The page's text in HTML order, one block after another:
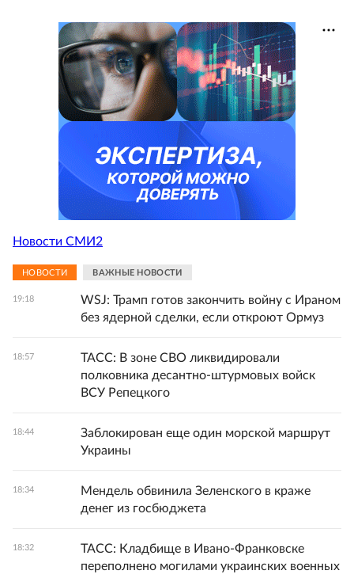
Новости СМИ2
НОВОСТИ ВАЖНЫЕ НОВОСТИ
19:18
WSJ: Трамп готов закончить войну с Ираном
без ядерной сделки, если откроют Ормуз
18:57
ТАСС: В зоне СВО ликвидировали
полковника десантно-штурмовых войск
ВСУ Репецкого
18:44
Заблокирован еще один морской маршрут
Украины
18:34
Мендель обвинила Зеленского в краже
денег из госбюджета
18:32
ТАСС: Кладбище в Ивано-Франковске
переполнено могилами украинских военных